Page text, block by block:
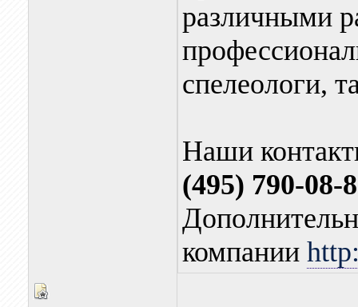
различными
спелеологи,
Наши
(495) 790-08-
компании